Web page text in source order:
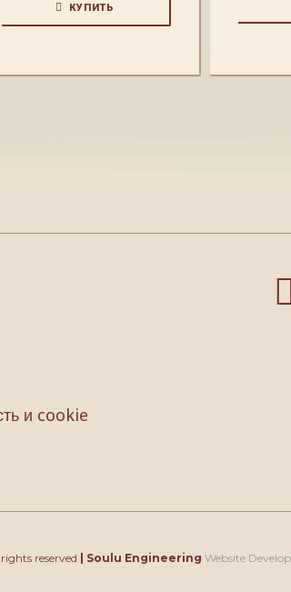
КУПИТЬ
и cookie
reserved Soulu Engineering Website